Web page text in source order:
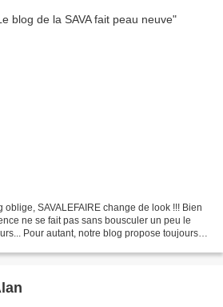
SAVALEFAIRE change de look !!! Bien
ne se fait pas sans bousculer un peu le
Pour autant, notre blog propose toujours